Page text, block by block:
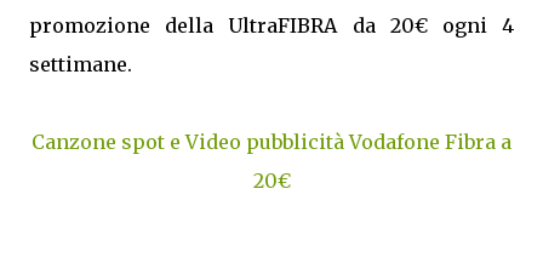
promozione della UltraFIBRA da 20€ ogni 4
settimane.
Canzone spot e Video pubblicità Vodafone Fibra a
20€